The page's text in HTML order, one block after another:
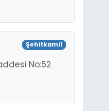
Şehitkamil
No:52